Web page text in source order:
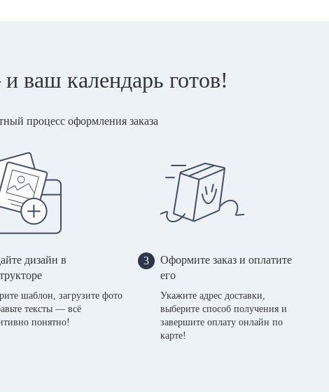
ваш календарь готов!
процесс оформления заказа
дизайн в
шаблон, загрузите фото
тексты — всё
понятно!
3
Оформите заказ и оплатите
его
Укажите адрес доставки,
выберите способ получения и
завершите оплату онлайн по
карте!